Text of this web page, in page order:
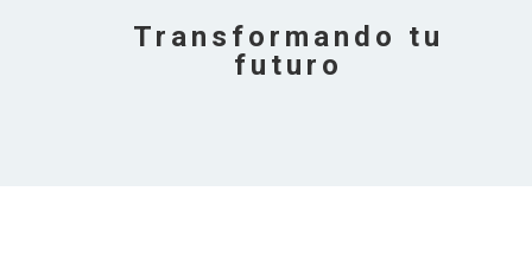
Transformando tu
futuro